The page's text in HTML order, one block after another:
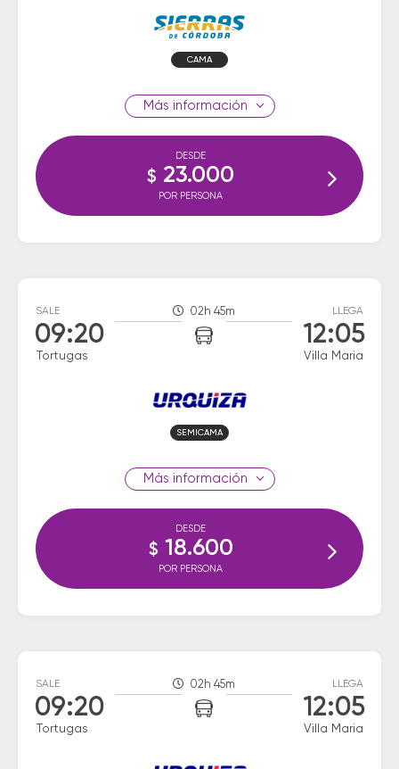
CAMA
información
DESDE
$ 23.000
POR PERSONA
SALE
09:20
Tortugas
02h 45m LLEGA
12:05
Villa Maria
SEMICAMA
información
DESDE
$ 18.600
POR PERSONA
SALE
09:20
Tortugas
02h 45m LLEGA
12:05
Villa Maria